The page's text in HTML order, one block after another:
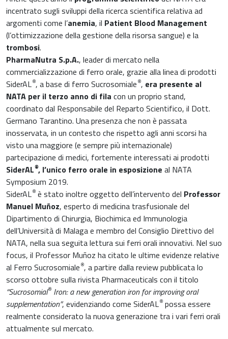
Medicina Interna, Geriatria e Reumatologia
Nutrizione e Metabolismo
Ortopedia e Traumatologia
Pediatria
Muscoli e articolazioni
News & Eventi
Nutrizione sportiva
Prodotti oftalmici
Riposo notturno
incentrato sugli sviluppi della ricerca scientifica relativa ad
argomenti come l’anemia, il Patient Blood Management
(l’ottimizzazione della gestione della risorsa sangue) e la
trombosi.
PharmaNutra S.p.A., leader di mercato nella
commercializzazione di ferro orale, grazie alla linea di prodotti
SiderAL®, a base di ferro Sucrosomiale®, era presente al
NATA per il terzo anno di fila con un proprio stand,
coordinato dal Responsabile del Reparto Scientifico, il Dott.
Germano Tarantino. Una presenza che non è passata
inosservata, in un contesto che rispetto agli anni scorsi ha
visto una maggiore (e sempre più internazionale)
partecipazione di medici, fortemente interessati ai prodotti
SiderAL®, l’unico ferro orale in esposizione al NATA
Symposium 2019.
SiderAL®è stato inoltre oggetto dell’intervento del Professor
Manuel Muñoz, esperto di medicina trasfusionale del
Dipartimento di Chirurgia, Biochimica ed Immunologia
dell’Università di Malaga e membro del Consiglio Direttivo del
NATA, nella sua seguita lettura sui ferri orali innovativi. Nel suo
focus, il Professor Muñoz ha citato le ultime evidenze relative
al Ferro Sucrosomiale®, a partire dalla review pubblicata lo
scorso ottobre sulla rivista Pharmaceuticals con il titolo
“Sucrosomial®Iron: a new generation iron for improving oral
supplementation”, evidenziando come SiderAL®possa essere
realmente considerato la nuova generazione tra i vari ferri orali
attualmente sul mercato.